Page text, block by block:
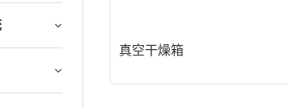
真空干燥箱